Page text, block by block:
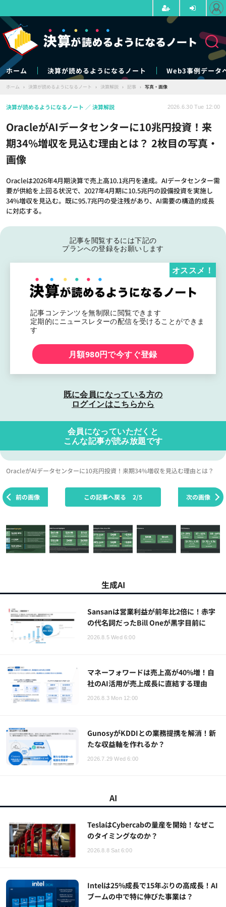
ホーム 決算が読めるようになるノート Web3事例データ
ホーム › 決算が読めるようになるノート › 決算解説 › 記事 › 写真・画像
OracleがAIデータセンターに10兆円投資！来
期34%増収を見込む理由とは？ 2枚目の写真・
画像
Oracleは2026年4月期決算で売上高10.1兆円を達成。AIデータセンター需
要が供給を上回る状況で、2027年4月期に10.5兆円の設備投資を実施し
34%増収を見込む。既に95.7兆円の受注残があり、AI需要の構造的成長
に対応する。
決算が読めるようになるノート 決算解説 2026.6.30 Tue 12:00
記事を閲覧するには下記の
プランへの登録をお願いします
記事コンテンツを無制限に閲覧できます
定期的にニュースレターの配信を受けることができま
す
オススメ！
月額980円で今すぐ登録
既に会員になっている方の
ログインはこちらから
会員になっていただくと
こんな記事が読み放題です
OracleがAIデータセンターに10兆円投資！来期34%増収を見込む理由とは？
前の画像 次の画像
この記事へ戻る 2/5
生成AI
Sansanは営業利益が前年比2倍に！赤字
の代名詞だったBill Oneが黒字目前に
2026.8.5 Wed 6:00
マネーフォワードは売上高が40%増！自
社のAI活用が売上成長に直結する理由
2026.8.3 Mon 12:00
GunosyがKDDIとの業務提携を解消！新
たな収益軸を作れるか？
2026.7.29 Wed 6:00
AI
TeslaはCybercabの量産を開始！なぜこ
のタイミングなのか？
2026.8.8 Sat 6:00
Intelは25%成長で15年ぶりの高成長！AI
ブームの中で特に伸びた事業は？